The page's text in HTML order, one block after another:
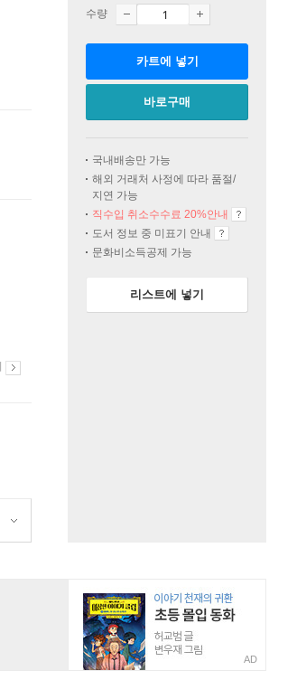
수량
카트에 넣기
바로구매
국내배송만 가능
해외 거래처 사정에 따라 품절/
지연 가능
직수입 취소수수료 20%안내
도서 정보 중 미표기 안내
문화비소득공제 가능
리스트에 넣기
AD